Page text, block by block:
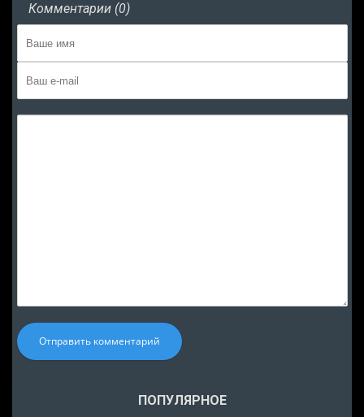
Комментарии (0)
Отправить комментарий
ПОПУЛЯРНОЕ